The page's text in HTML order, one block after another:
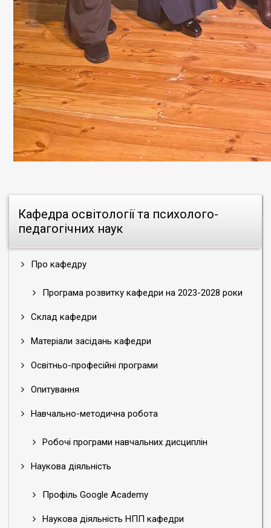
Кафедра освітології та психолого-
педагогічних наук
Про кафедру
Програма розвитку кафедри на 2023-2028 роки
Склад кафедри
Матеріали засідань кафедри
Освітньо-професійні програми
Опитування
Навчально-методична робота
Робочі програми навчальних дисциплін
Наукова діяльність
Профіль Google Academy
Наукова діяльність НПП кафедри